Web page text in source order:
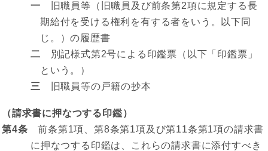
一 旧職員等（旧職員及び前条第2項に規定する長
期給付を受ける権利を有する者をいう。以下同
じ。）の履歴書
二 別記様式第2号による印鑑票（以下「印鑑票」
という。）
三
旧職員等の戸籍の抄本
（請求書に押なつする印鑑）
第4条 前条第1項、第8条第1項及び第11条第1項の請求書
に押なつする印鑑は、これらの請求書に添付すべき